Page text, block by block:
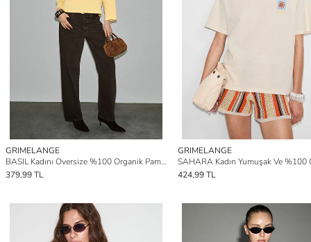
GRIMELANGE
BASIL Kadını Oversize %100 Organik Pamuk Örme Uzun Kol SARI T-Shirt
379,99 TL
GRIMELANGE
424,99 TL